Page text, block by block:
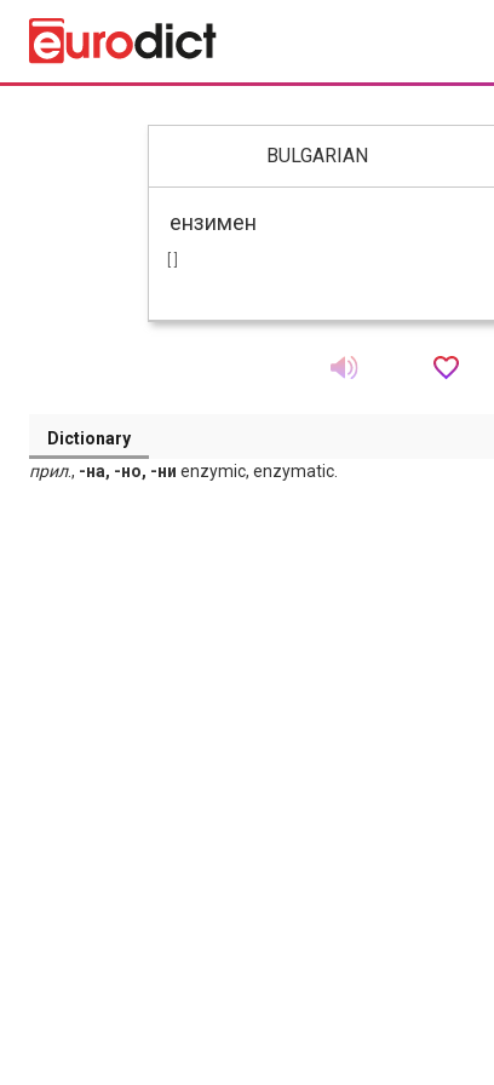
BULGARIAN
Dictionary
прил., -на, -но, -ни enzymic, enzymatic.